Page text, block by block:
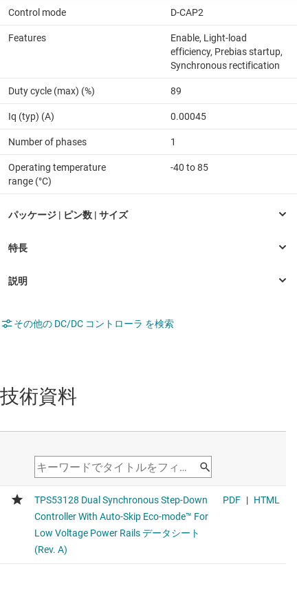
Control mode D-CAP2
Features
Enable, Light-load
efficiency, Prebias startup,
Synchronous rectification
Duty cycle (max) (%) 89
Iq (typ) (A) 0.00045
Number of phases 1
Operating temperature
range (°C)
-40 to 85
その他の DC/DC コントローラ を検索
技術資料